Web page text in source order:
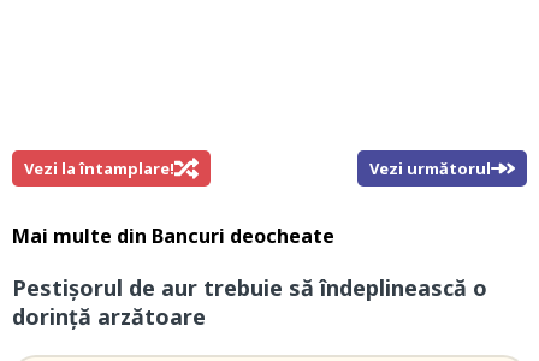
Vezi la întamplare! Vezi următorul
Mai multe din Bancuri deocheate
Pestişorul de aur trebuie să îndeplinească o
dorință arzătoare